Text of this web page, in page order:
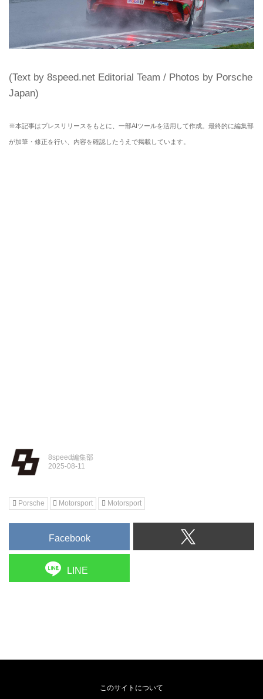
(Text by 8speed.net Editorial Team / Photos by Porsche
Japan)
※本記事はプレスリリースをもとに、一部AIツールを活用して作成。最終的に編集部
が加筆・修正を行い、内容を確認したうえで掲載しています。
8speed編集部
Porsche Motorsport Motorsport
Facebook
LINE
このサイトについて